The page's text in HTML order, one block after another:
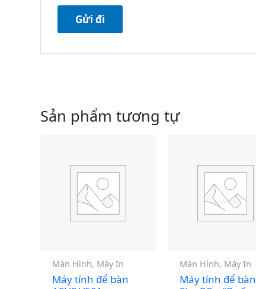
Sản phẩm tương tự
Màn Hình, Máy In
Máy tính để bàn
Màn Hình, Máy In
Máy tính để bàn